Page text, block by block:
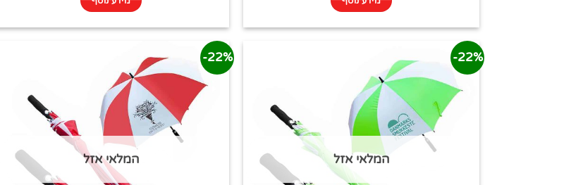
22%-
המלאי אזל
22%-
המלאי אזל